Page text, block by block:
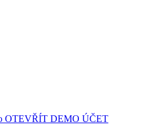
OTEVŘÍT DEMO ÚČET